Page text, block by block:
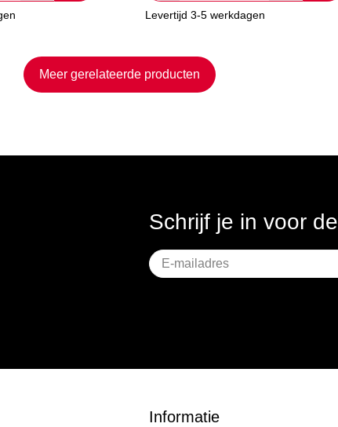
Levertijd 3-5 werkdagen
Meer gerelateerde producten
Schrijf je in voor de
Geen
titel
Informatie